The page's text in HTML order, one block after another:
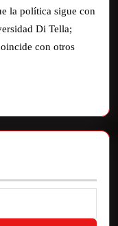
la política sigue con
Di Tella;
con otros